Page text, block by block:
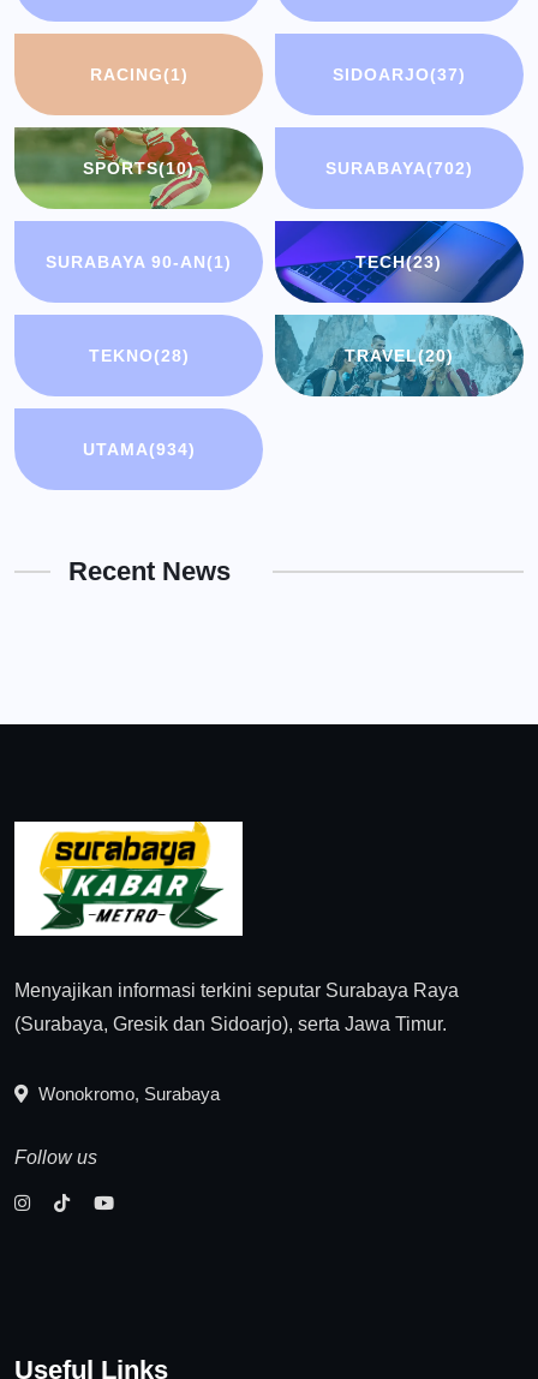
RACING(1) SIDOARJO(37)
SPORTS(10) SURABAYA(702)
SURABAYA 90-AN(1) TECH(23)
TEKNO(28) TRAVEL(20)
UTAMA(934)
Recent News
Menyajikan informasi terkini seputar Surabaya Raya
(Surabaya, Gresik dan Sidoarjo), serta Jawa Timur.
Wonokromo, Surabaya
Follow us
Useful Links